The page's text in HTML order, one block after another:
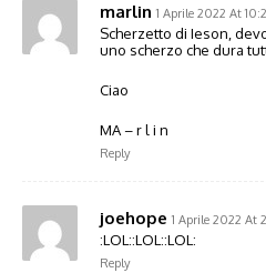
marlin 1 Aprile 2022 At
Scherzetto di Ieson,
uno scherzo che dura
Ciao
MA – r l i n
Reply
joehope 1 Aprile 2022 At
:LOL::LOL::LOL:
Reply